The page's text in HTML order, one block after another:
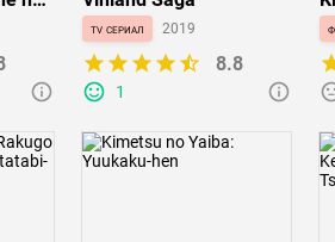
tv сериал 2019
8.8
1